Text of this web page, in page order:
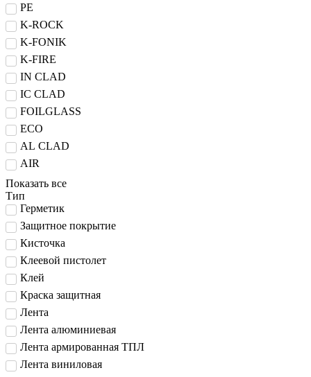
PE
K-ROCK
K-FONIK
K-FIRE
IN CLAD
IC CLAD
FOILGLASS
ECO
AL CLAD
AIR
Показать все
Тип
Герметик
Защитное покрытие
Кисточка
Клеевой пистолет
Клей
Краска защитная
Лента
Лента алюминиевая
Лента армированная ТПЛ
Лента виниловая